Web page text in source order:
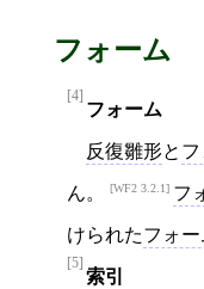
フォーム
[4]
フォーム
反復雛形と
ん。 WF2 3.2.1 フ
けられたフォー
[5]
索引